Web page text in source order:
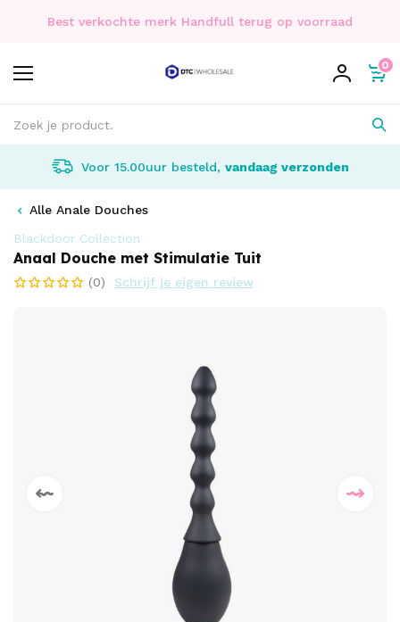
Best verkochte merk Handfull terug op voorraad
0
Voor 15.00uur besteld, vandaag verzonden
Alle Anale Douches
Blackdoor Collection
Anaal Douche met Stimulatie Tuit
(0) Schrijf je eigen review